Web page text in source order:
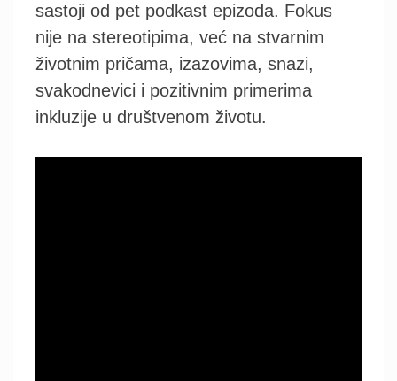
sastoji od pet podkast epizoda. Fokus
nije na stereotipima, već na stvarnim
životnim pričama, izazovima, snazi,
svakodnevici i pozitivnim primerima
inkluzije u društvenom životu.